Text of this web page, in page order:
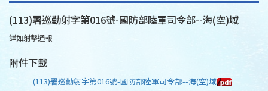
(113)署巡勤射字第016號-國防部陸軍司令部--海(空)域
詳如射擊通報
附件下載
(113)署巡勤射字第016號-國防部陸軍司令部--海(空)域